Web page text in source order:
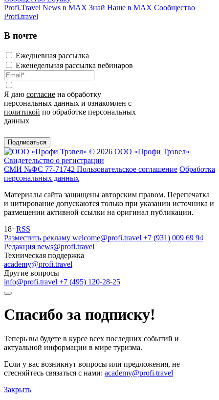
Profi.Travel News в MAX Знай Наше в MAX Сообщество
Profi.travel
В почте
Ежедневная рассылка
Еженедельная рассылка вебинаров
Я даю согласие на обработку
персональных данных и ознакомлен с
политикой по обработке персональных
данных
Подписаться
© 2026 ООО «Профи Трэвeл»
Свидетельство о регистрации
СМИ №ФС 77-71742 Пользовательское соглашение Обработка
персональных данных
Материалы сайта защищены авторским правом. Перепечатка
и цитирование допускаются только при указании источника и
размещении активной ссылки на оригинал публикации.
18+RSS
Разместить рекламу welcome@profi.travel +7 (931) 009 69 94
Редакция news@profi.travel
Техническая поддержка
academy@profi.travel
Другие вопросы
info@profi.travel +7 (495) 120-28-25
Спасибо за подписку!
Теперь вы будете в курсе всех последних событий и
актуальной информации в мире туризма.
Если у вас возникнут вопросы или предложения, не
стесняйтесь связаться с нами: academy@profi.travel
Закрыть